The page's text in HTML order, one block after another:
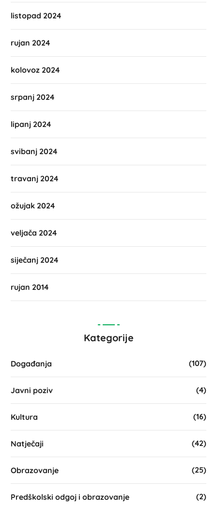
listopad 2024
rujan 2024
kolovoz 2024
srpanj 2024
lipanj 2024
svibanj 2024
travanj 2024
ožujak 2024
veljača 2024
siječanj 2024
rujan 2014
Kategorije
Događanja (107)
Javni poziv (4)
Kultura (16)
Natječaji (42)
Obrazovanje (25)
Predškolski odgoj i obrazovanje (2)